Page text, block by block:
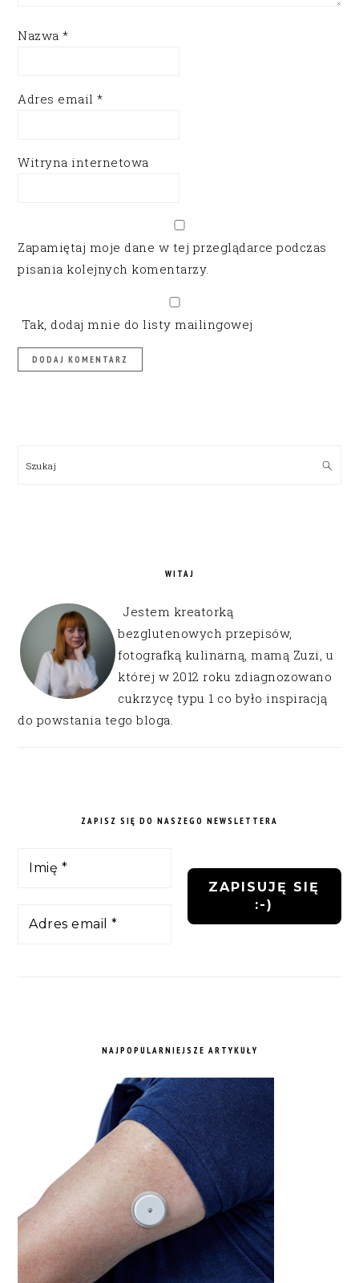
Nazwa*
Adres email*
Witryna internetowa
Zapamiętaj moje dane w tej przeglądarce podczas
pisania kolejnych komentarzy.
Tak, dodaj mnie do listy mailingowej
Szukaj
WITAJ
Jestem kreatorką
bezglutenowych przepisów,
fotografką kulinarną, mamą Zuzi, u
której w 2012 roku zdiagnozowano
cukrzycę typu 1 co było inspiracją
do powstania tego bloga.
ZAPISZ SIĘ DO NASZEGO NEWSLETTERA
NAJPOPULARNIEJSZE ARTYKUŁY